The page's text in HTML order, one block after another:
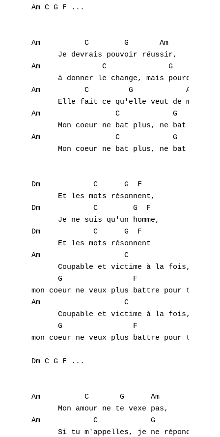
Am C G F ...
Am          C        G       Am
      Je devrais pouvoir réussir,
Am		C	       G             Am
à donner le change, mais pourquoi te
Am	    C	      G            Am
      Elle fait ce qu'elle veut de moi,
Am                 C		G	       Am
Mon coeur ne bat plus, ne bat plus
Am                 C		G		F
Mon coeur ne bat plus, ne bat plus
Dm	      C	     G  F
      Et les mots résonnent,
Dm            C        G  F
      Je ne suis qu'un homme,
Dm            C      G  F
      Et les mots résonnent
Am		     C
      Coupable et victime à la fois,
      G		       F
mon coeur ne veux plus battre pour toi
Am		     C
      Coupable et victime à la fois,
      G		       F
mon coeur ne veux plus battre pour toi
Dm C G F ...
Am          C       G      Am
      Mon amour ne te vexe pas,
Am	      C		   G		  Am
Si tu m'appelles, je ne répondrais